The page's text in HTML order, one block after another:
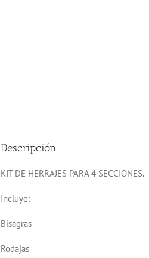
Descripción
KIT DE HERRAJES PARA 4 SECCIONES.
Incluye:
Bisagras
Rodajas